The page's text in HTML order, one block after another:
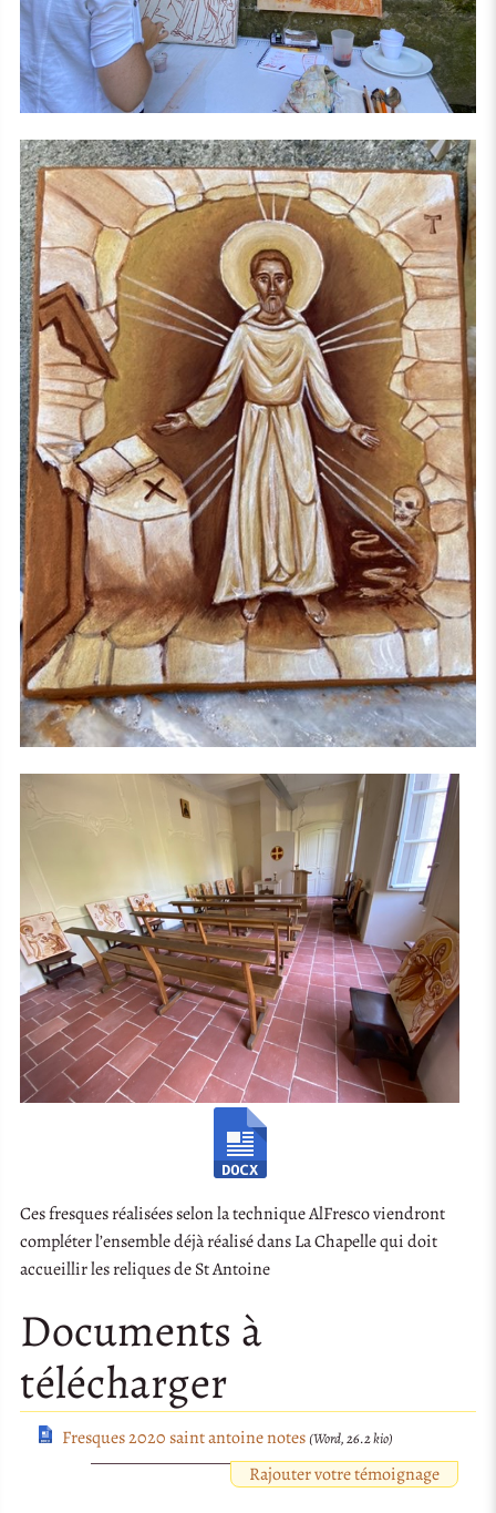
Ces fresques réalisées selon la technique AlFresco viendront
compléter l’ensemble déjà réalisé dans La Chapelle qui doit
accueillir les reliques de St Antoine
Documents à
télécharger
Fresques 2020 saint antoine notes (Word, 26.2 kio)
Rajouter votre témoignage